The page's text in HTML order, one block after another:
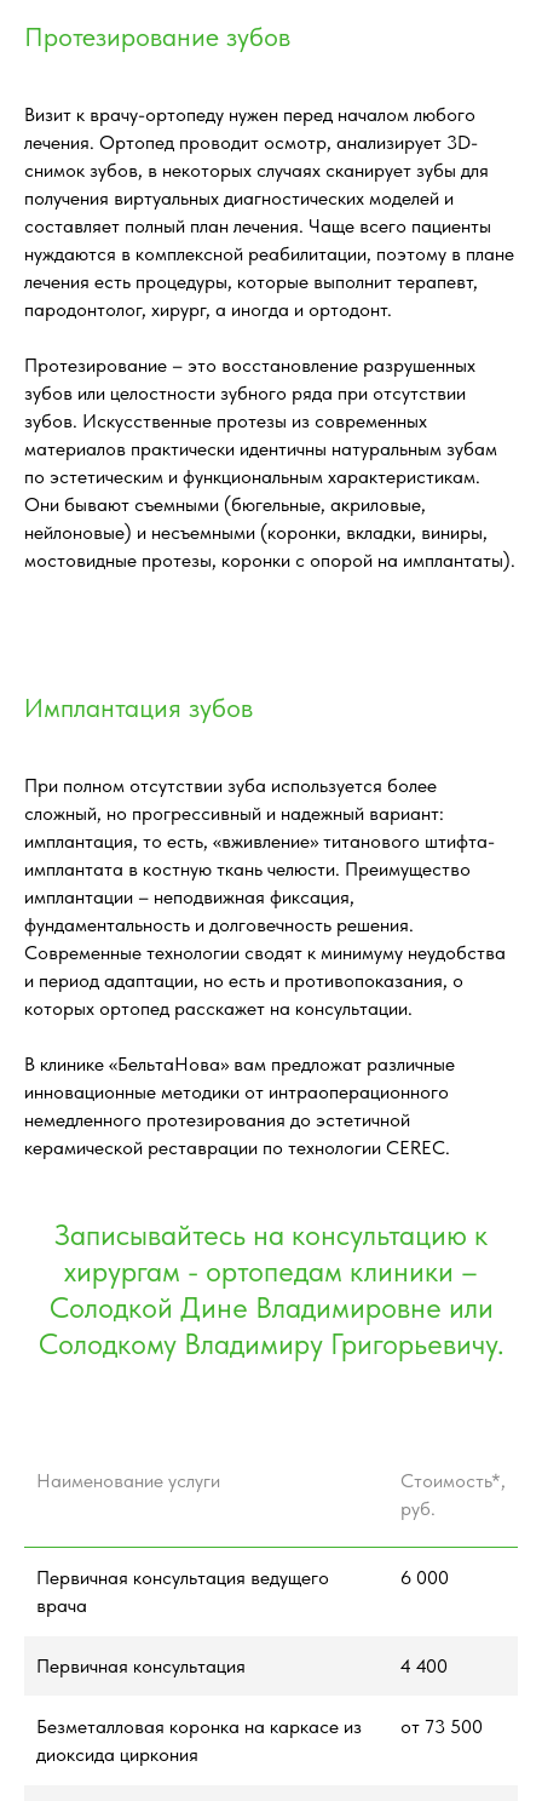
Протезирование зубов
Визит к врачу-ортопеду нужен перед началом любого
лечения. Ортопед проводит осмотр, анализирует 3D-
снимок зубов, в некоторых случаях сканирует зубы для
получения виртуальных диагностических моделей и
составляет полный план лечения. Чаще всего пациенты
нуждаются в комплексной реабилитации, поэтому в плане
лечения есть процедуры, которые выполнит терапевт,
пародонтолог, хирург, а иногда и ортодонт.
Протезирование – это восстановление разрушенных
зубов или целостности зубного ряда при отсутствии
зубов. Искусственные протезы из современных
материалов практически идентичны натуральным зубам
по эстетическим и функциональным характеристикам.
Они бывают съемными (бюгельные, акриловые,
нейлоновые) и несъемными (коронки, вкладки, виниры,
мостовидные протезы, коронки с опорой на имплантаты).
Имплантация зубов
При полном отсутствии зуба используется более
сложный, но прогрессивный и надежный вариант:
имплантация, то есть, «вживление» титанового штифта-
имплантата в костную ткань челюсти. Преимущество
имплантации – неподвижная фиксация,
фундаментальность и долговечность решения.
Современные технологии сводят к минимуму неудобства
и период адаптации, но есть и противопоказания, о
которых ортопед расскажет на консультации.
В клинике «БельтаНова» вам предложат различные
инновационные методики от интраоперационного
немедленного протезирования до эстетичной
керамической реставрации по технологии CEREC.
Записывайтесь на консультацию к
хирургам - ортопедам клиники –
Солодкой Дине Владимировне или
Солодкому Владимиру Григорьевичу.
Наименование услуги
Стоимость*,
руб.
Первичная консультация ведущего
врача
6 000
Первичная консультация 4 400
Безметалловая коронка на каркасе из
диоксида циркония
от 73 500